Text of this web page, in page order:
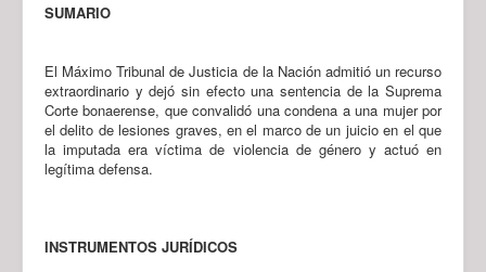
SUMARIO
El Máximo Tribunal de Justicia de la Nación admitió un recurso
extraordinario y dejó sin efecto una sentencia de la Suprema
Corte bonaerense, que convalidó una condena a una mujer por
el delito de lesiones graves, en el marco de un juicio en el que
la imputada era víctima de violencia de género y actuó en
legítima defensa.
INSTRUMENTOS JURÍDICOS